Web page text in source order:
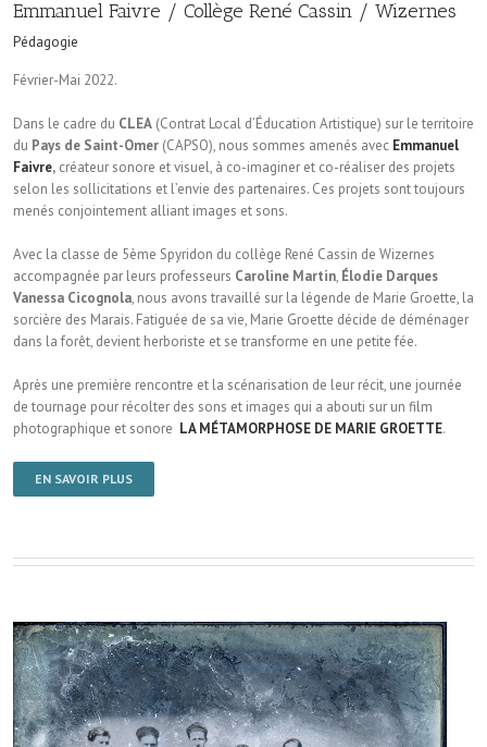
Emmanuel Faivre / Collège René Cassin / Wizernes
Pédagogie
Février-Mai 2022.
Dans le cadre du CLEA (Contrat Local d’Éducation Artistique) sur le territoire
du Pays de Saint-Omer (CAPSO), nous sommes amenés avec Emmanuel
Faivre, créateur sonore et visuel, à co-imaginer et co-réaliser des projets
selon les sollicitations et l’envie des partenaires. Ces projets sont toujours
menés conjointement alliant images et sons.
Avec la classe de 5ème Spyridon du collège René Cassin de Wizernes
accompagnée par leurs professeurs Caroline Martin, Élodie Darques
Vanessa Cicognola, nous avons travaillé sur la légende de Marie Groette, la
sorcière des Marais. Fatiguée de sa vie, Marie Groette décide de déménager
dans la forêt, devient herboriste et se transforme en une petite fée.
Après une première rencontre et la scénarisation de leur récit, une journée
de tournage pour récolter des sons et images qui a abouti sur un film
photographique et sonore LA MÉTAMORPHOSE DE MARIE GROETTE.
EN SAVOIR PLUS